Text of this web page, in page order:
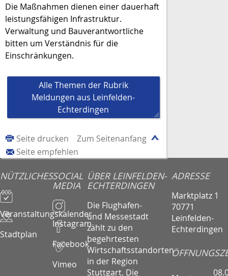
Die Maßnahmen dienen einer dauerhaft
leistungsfähigen Infrastruktur.
Verwaltung und Bauverantwortliche
bitten um Verständnis für die
Einschränkungen.
Alle Themen der Rubrik
Meldungen aus Leinfelden-
Echterdingen
Zum Seitenanfang
Seite drucken
Seite empfehlen
NÜTZLICHES
Veranstaltungskalender
Stadtplan
SOCIAL
MEDIA
Instagram
Facebook
Vimeo
ÜBER LEINFELDEN-
ECHTERDINGEN
Die Flughafen-
und Messestadt
zählt zu den
begehrtesten
Wirtschaftsstandorten
in der Region
Stuttgart. Die
ADRESSE
Marktplatz 1
70771
Leinfelden-
Echterdingen